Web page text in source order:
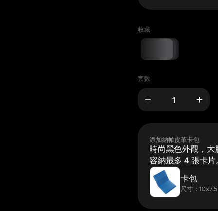
收藏
套數
添加納帕皮革卡包
時尚黑色外觀，大
容納最多 4 張卡片
卡包
尺寸：